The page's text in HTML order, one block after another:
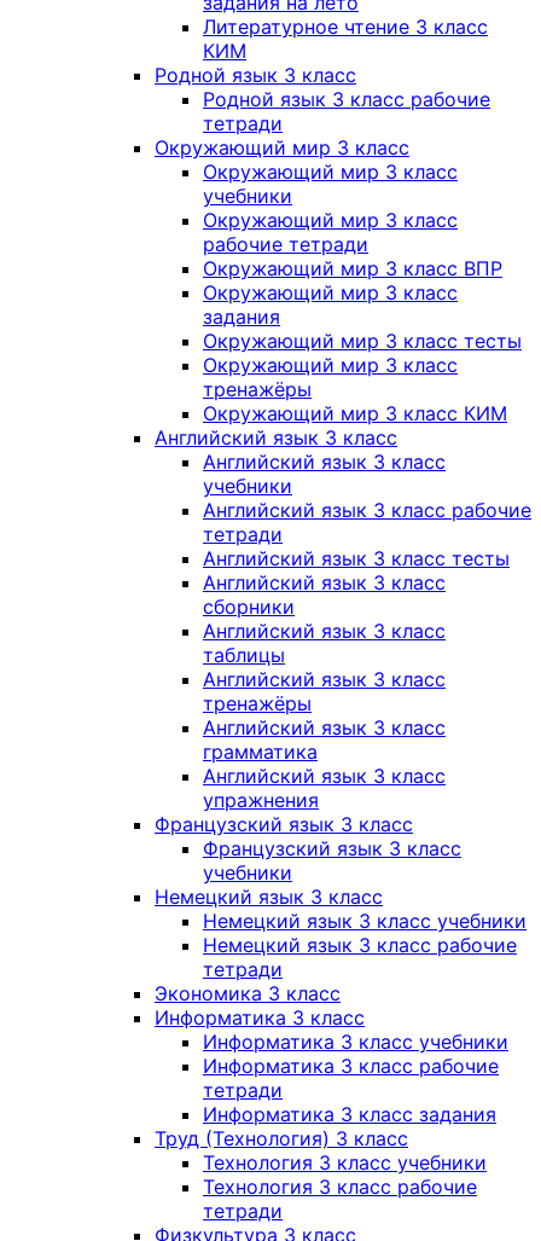
Литературное чтение 3 класс
КИМ
Родной язык 3 класс
Родной язык 3 класс рабочие
тетради
Окружающий мир 3 класс
Окружающий мир 3 класс
учебники
Окружающий мир 3 класс
рабочие тетради
Окружающий мир 3 класс ВПР
Окружающий мир 3 класс
задания
Окружающий мир 3 класс тесты
Окружающий мир 3 класс
тренажёры
Окружающий мир 3 класс КИМ
Английский язык 3 класс
Английский язык 3 класс
учебники
Английский язык 3 класс рабочие
тетради
Английский язык 3 класс тесты
Английский язык 3 класс
сборники
Английский язык 3 класс
таблицы
Английский язык 3 класс
тренажёры
Английский язык 3 класс
грамматика
Английский язык 3 класс
упражнения
Французский язык 3 класс
Французский язык 3 класс
учебники
Немецкий язык 3 класс
Немецкий язык 3 класс учебники
Немецкий язык 3 класс рабочие
тетради
Экономика 3 класс
Информатика 3 класс
Информатика 3 класс учебники
Информатика 3 класс рабочие
тетради
Информатика 3 класс задания
Труд (Технология) 3 класс
Технология 3 класс учебники
Технология 3 класс рабочие
тетради
Физкультура 3 класс